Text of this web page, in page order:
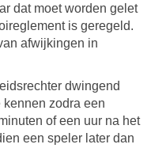
dat moet worden gelet
is geregeld.
afwijkingen in
dwingend
zodra een
of een uur na het
een speler later dan